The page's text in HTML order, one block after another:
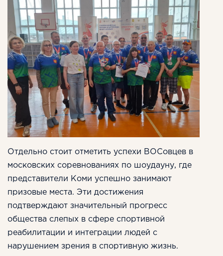
Отдельно стоит отметить успехи ВОСовцев в
московских соревнованиях по шоудауну, где
представители Коми успешно занимают
призовые места. Эти достижения
подтверждают значительный прогресс
общества слепых в сфере спортивной
реабилитации и интеграции людей с
нарушением зрения в спортивную жизнь.